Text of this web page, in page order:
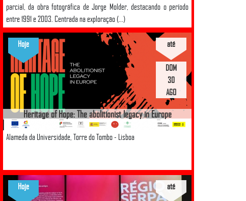
parcial, da obra fotográfica de Jorge Molder, destacando o período
entre 1991 e 2003. Centrada na exploração (...)
Heritage of Hope: The abolitionist legacy in Europe
Alameda da Universidade, Torre do Tombo - Lisboa
até
DOM
30
AGO
Hoje
até
Hoje